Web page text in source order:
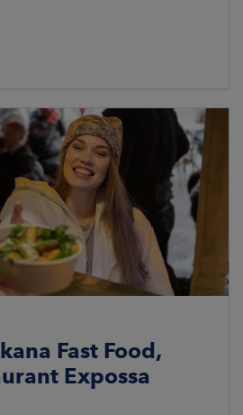
Fast Food,
Expossa